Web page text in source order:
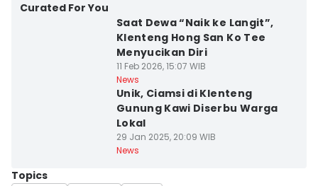
Curated For You
Saat Dewa “Naik ke Langit”,
Klenteng Hong San Ko Tee
Menyucikan Diri
11 Feb 2026, 15:07 WIB
News
Unik, Ciamsi di Klenteng
Gunung Kawi Diserbu Warga
Lokal
29 Jan 2025, 20:09 WIB
News
Topics